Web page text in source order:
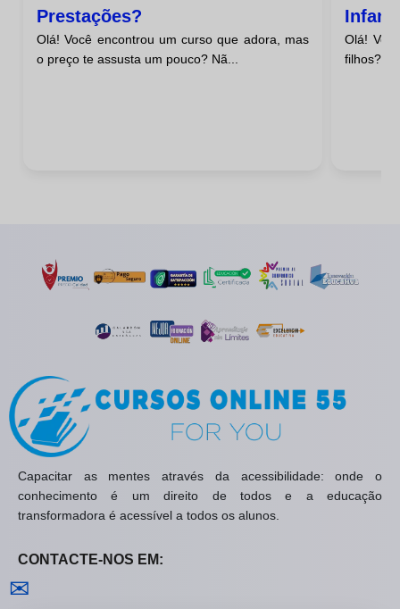
Prestações?
Olá! Você encontrou um curso que adora, mas
o preço te assusta um pouco? Nã...
Olá!
filhos?
Capacitar as mentes através da acessibilidade: onde o
conhecimento é um direito de todos e a educação
transformadora é acessível a todos os alunos.
CONTACTE-NOS EM:
✉